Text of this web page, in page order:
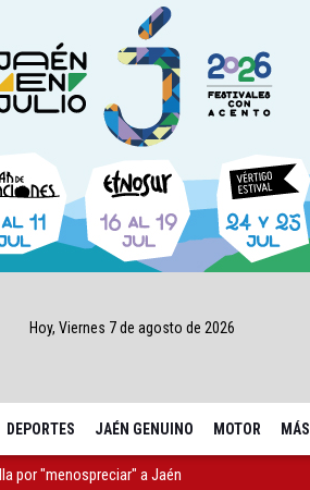
Hoy, Viernes 7 de agosto de 2026
DEPORTES JAÉN GENUINO MOTOR MÁS
por "menospreciar" a Jaén